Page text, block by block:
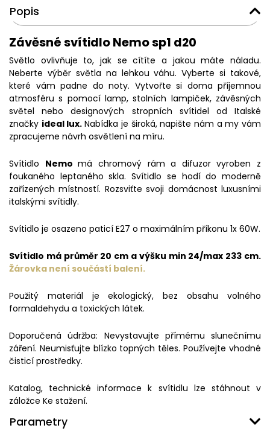
Popis
Závěsné svítidlo Nemo sp1 d20
Světlo ovlivňuje to, jak se cítíte a jakou máte náladu.
Neberte výběr světla na lehkou váhu. Vyberte si takové,
které vám padne do noty. Vytvořte si doma příjemnou
atmosféru s pomocí lamp, stolních lampiček, závěsných
světel nebo designových stropních svítidel od Italské
značky ideal lux.Nabídka je široká, napište nám a my vám
zpracujeme návrh osvětlení na míru.
Svítidlo Nemomá chromový rám a difuzor vyroben z
foukaného leptaného skla. Svítidlo se hodí do moderně
zařízených místností. Rozsviťte svoji domácnost luxusními
italskými svítidly.
Svítidlo je osazeno paticí E27 o maximálním příkonu 1x 60W.
Svítidlo má průměr 20 cm a výšku min 24/max 233 cm.
Žárovka není součástí balení.
Použitý materiál je ekologický, bez obsahu volného
formaldehydu a toxických látek.
Doporučená údržba: Nevystavujte přímému slunečnímu
záření. Neumisťujte blízko topných těles. Používejte vhodné
čisticí prostředky.
Katalog, technické informace k svítidlu lze stáhnout v
záložce Ke stažení.
Parametry